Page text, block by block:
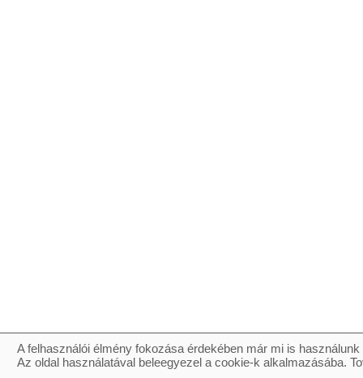
A felhasználói élmény fokozása érdekében már mi is
Az oldal használatával beleegyezel a cookie-k alkalmazásába.